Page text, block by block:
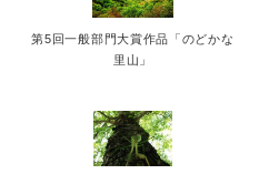
第5回一般部門大賞作品「のどかな
里山」